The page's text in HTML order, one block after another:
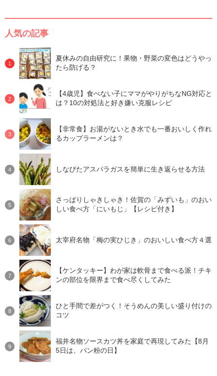
人気の記事
夏休みの自由研究に！果物・野菜の変色はどうやっ
たら防げる？
【4歳児】食べない子にママがやりがちなNG対応と
は？10の対処法と好き嫌い克服レシピ
【非常食】お湯がないとき水でも一番おいしく作れ
るカップラーメンは？
しなびたアスパラガスを簡単に生き返らせる方法
さっぱりしゃきしゃき！佐賀の「みずいも」のおい
しい食べ方「にいもじ」【レシピ付き】
太宰府名物「梅の実ひじき」のおいしい食べ方４選
【ケンタッキー】わが家は軟骨まで食べる派！チキ
ンの部位を限界まで食べ尽くしてみた
ひと手間で差がつく！そうめんの美しい盛り付けの
コツ
福井名物ソースカツ丼を家庭で再現してみた【8月
5日は、パン粉の日】